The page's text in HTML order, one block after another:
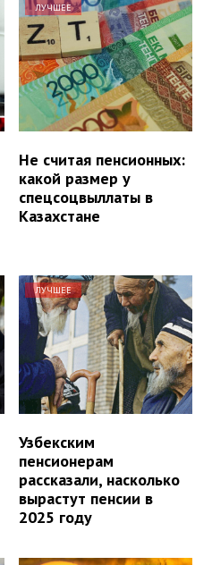
ЛУЧШЕЕ
Не считая пенсионных:
какой размер у
спецсоцвыллаты в
Казахстане
ЛУЧШЕЕ
Узбекским
пенсионерам
рассказали, насколько
вырастут пенсии в
2025 году